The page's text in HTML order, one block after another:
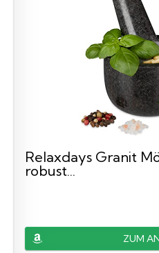
Relaxdays Granit
robust...
ZUM